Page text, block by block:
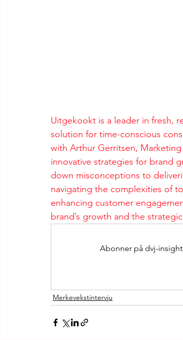
Uitgekookt is a leader in fresh,
solution for time-conscious
with Arthur Gerritsen,
innovative strategies for brand
down misconceptions to
navigating the complexities of
enhancing customer
brand’s growth and the
Abonner på dvj-
Merkevekstintervju